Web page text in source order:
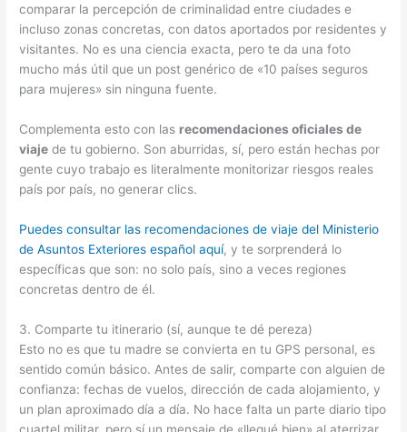
comparar la percepción de criminalidad entre ciudades e
incluso zonas concretas, con datos aportados por residentes y
visitantes. No es una ciencia exacta, pero te da una foto
mucho más útil que un post genérico de «10 países seguros
para mujeres» sin ninguna fuente.
Complementa esto con las recomendaciones oficiales de
viaje de tu gobierno. Son aburridas, sí, pero están hechas por
gente cuyo trabajo es literalmente monitorizar riesgos reales
país por país, no generar clics.
Puedes consultar las recomendaciones de viaje del Ministerio
de Asuntos Exteriores español aquí, y te sorprenderá lo
específicas que son: no solo país, sino a veces regiones
concretas dentro de él.
3. Comparte tu itinerario (sí, aunque te dé pereza)
Esto no es que tu madre se convierta en tu GPS personal, es
sentido común básico. Antes de salir, comparte con alguien de
confianza: fechas de vuelos, dirección de cada alojamiento, y
un plan aproximado día a día. No hace falta un parte diario tipo
cuartel militar, pero sí un mensaje de «llegué bien» al aterrizar